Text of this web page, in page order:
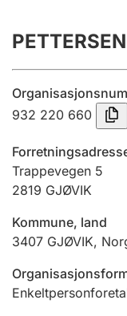
Årsrekneskap
Innsending og
Jeger
932 220 660
Trappevegen 5
2819 GJØVIK
Kommune, land
3407 GJØVIK,